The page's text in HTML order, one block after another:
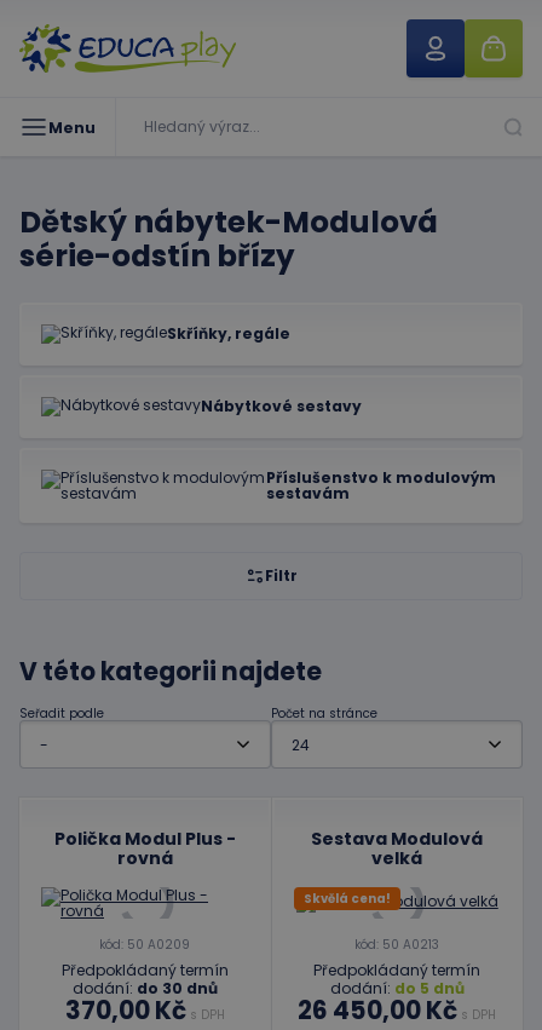
Menu
Dětský nábytek-Modulová
série-odstín břízy
Skříňky, regále
Nábytkové sestavy
Příslušenstvo k modulovým
sestavám
Filtr
V této kategorii najdete
Seřadit podle Počet na stránce
Polička Modul Plus -
rovná
kód: 50 A0209
Předpokládaný termín
dodání: do 30 dnů
370,00 Kčs DPH
Sestava Modulová
velká
Skvělá cena!
kód: 50 A0213
Předpokládaný termín
dodání: do 5 dnů
26 450,00 Kč s DPH